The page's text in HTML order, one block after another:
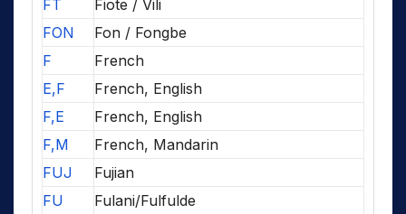
FT
Fiote / Vili
FON
Fon / Fongbe
F
French
E,F
French, English
F,E
French, English
F,M
French, Mandarin
FUJ
Fujian
FU
Fulani/Fulfulde